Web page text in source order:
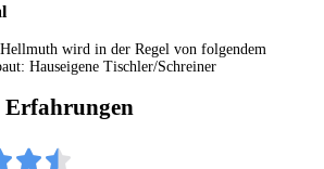
wird in der Regel von folgendem
Hauseigene Tischler/Schreiner
Erfahrungen